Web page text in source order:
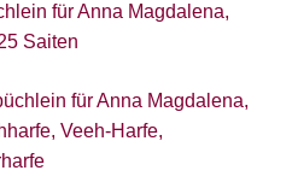
für Anna Magdalena,
Saiten